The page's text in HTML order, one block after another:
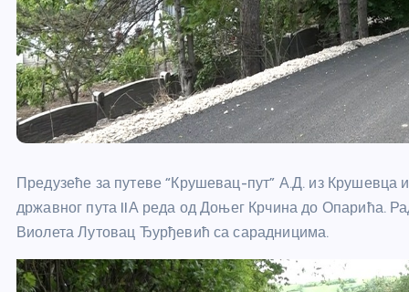
Предузеће за путеве “Крушевац-пут” А.Д. из Крушевца
државног пута IIАреда од Доњег Крчина до Опарића.
Виолета Лутовац Ђурђевић са сарадницима.